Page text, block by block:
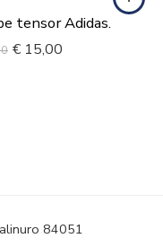
tensor Adidas.
€ 15,00
84051